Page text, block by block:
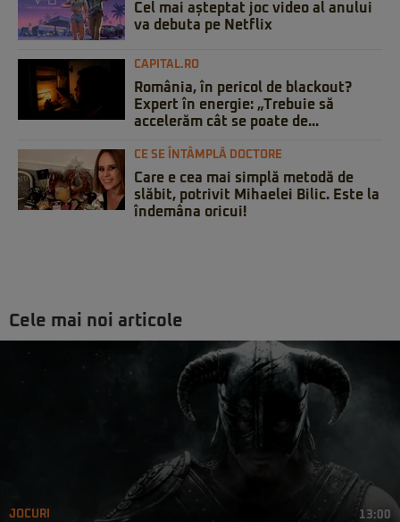
Cel mai așteptat joc video al anului
va debuta pe Netflix
CAPITAL.RO
România, în pericol de blackout?
Expert în energie: „Trebuie să
accelerăm cât se poate de...
CE SE ÎNTÂMPLĂ DOCTORE
Care e cea mai simplă metodă de
slăbit, potrivit Mihaelei Bilic. Este la
îndemâna oricui!
Cele mai noi articole
JOCURI 13:00